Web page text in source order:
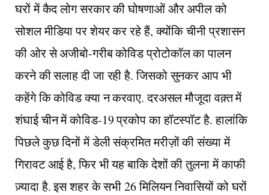
घरों में कैद लोग सरकार की घोषणाओं और अपील को
सोशल मीडिया पर शेयर कर रहे हैं, क्योंकि चीनी प्रशासन
की ओर से अजीबो-गरीब कोविड प्रोटोकॉल का पालन
करने की सलाह दी जा रही है. जिसको सुनकर आप भी
कहेंगे कि कोविड क्या न करवाए. दरअसल मौजूदा वक़्त में
शंघाई चीन में कोविड-19 प्रकोप का हॉटस्पॉट है. हालांकि
पिछले कुछ दिनों में डेली संक्रमित मरीज़ों की संख्या में
गिरावट आई है, फिर भी यह बाकि देशों की तुलना में काफी
ज़्यादा है. इस शहर के सभी 26 मिलियन निवासियों को घरों